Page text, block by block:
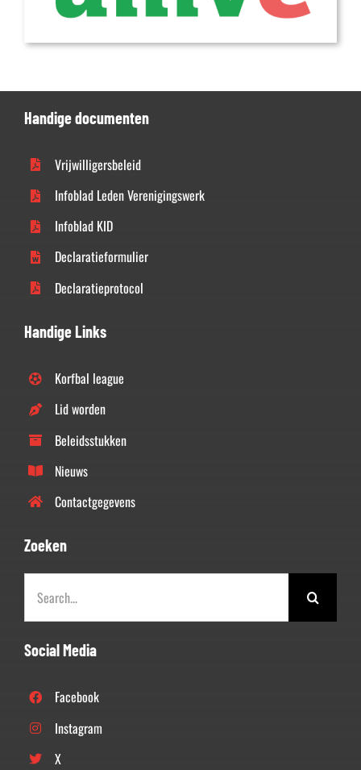
Handige documenten
Vrijwilligersbeleid
Infoblad Leden Verenigingswerk
Infoblad KID
Declaratieformulier
Declaratieprotocol
Handige Links
Korfbal league
Lid worden
Beleidsstukken
Nieuws
Contactgegevens
Zoeken
naar:
Social Media
Facebook
Instagram
X